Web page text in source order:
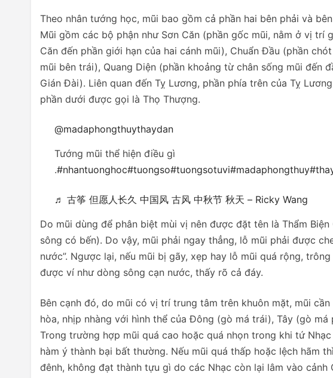
Theo nhân tướng học, mũi bao gồm cả phần hai bên phải và
Mũi gồm các bộ phận như Sơn Căn (phần gốc mũi, nằm ở vị trí
Căn đến phần giới hạn của hai cánh mũi), Chuẩn Đầu (phần
mũi bên trái), Quang Diện (phần khoảng từ chân sống mũi đến
Gián Đài). Liên quan đến Tỵ Lương, phần phía trên của Tỵ
phần dưới được gọi là Thọ Thượng.
@madaphongthuythaydan
Tướng mũi thể hiện điều gì
.#nhantuonghoc#tuongso#tuongsotuvi#madaphongthuy
♬ 古筝 但愿人长久 中国风 古风 中秋节 秋天 – Ricky Wang
Do mũi dùng để phân biệt mùi vị nên được đặt tên là Thẩm
sông có bến). Do vậy, mũi phải ngay thẳng, lỗ mũi phải được
nước”. Ngược lại, nếu mũi bị gãy, xẹp hay lỗ mũi quá rộng,
được ví như dòng sông cạn nước, thấy rõ cả đáy.
Bên cạnh đó, do mũi có vị trí trung tâm trên khuôn mặt, mũi
hòa, nhịp nhàng với hình thể của Đông (gò má trái), Tây (gò
Trong trường hợp mũi quá cao hoặc quá nhọn trong khi tứ
hàm ý thành bại bất thường. Nếu mũi quá thấp hoặc lệch hãm
đênh, không đạt thành tựu gì do các Nhạc còn lại lâm vào cảnh